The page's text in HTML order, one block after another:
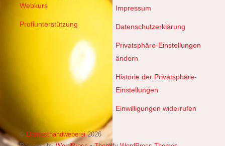
Webkurs
Profiunterstützung
Impressum
Datenschutzerklärung
Privatsphäre-Einstellungen
ändern
Historie der Privatsphäre-
Einstellungen
Einwilligungen widerrufen
© Damasthandweberei2026